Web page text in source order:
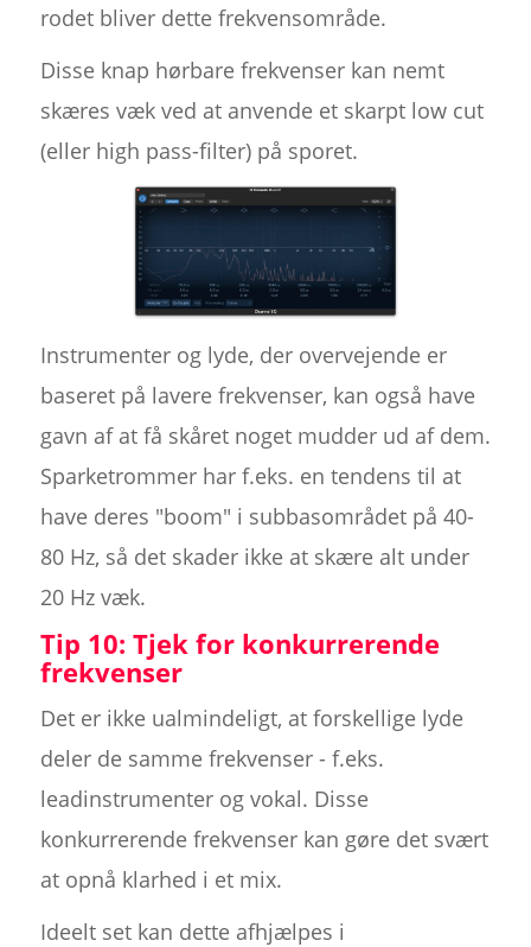
rodet bliver dette frekvensområde.
Disse knap hørbare frekvenser kan nemt
skæres væk ved at anvende et skarpt low cut
(eller high pass-filter) på sporet.
Instrumenter og lyde, der overvejende er
baseret på lavere frekvenser, kan også have
gavn af at få skåret noget mudder ud af dem.
Sparketrommer har f.eks. en tendens til at
have deres "boom" i subbasområdet på 40-
80 Hz, så det skader ikke at skære alt under
20 Hz væk.
Tip 10: Tjek for konkurrerende
frekvenser
Det er ikke ualmindeligt, at forskellige lyde
deler de samme frekvenser - f.eks.
leadinstrumenter og vokal. Disse
konkurrerende frekvenser kan gøre det svært
at opnå klarhed i et mix.
Ideelt set kan dette afhjælpes i